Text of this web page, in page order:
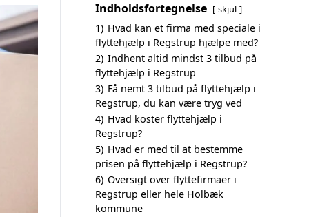
Indholdsfortegnelse skjul
1) Hvad kan et firma med speciale i
flyttehjælp i Regstrup hjælpe med?
2) Indhent altid mindst 3 tilbud på
flyttehjælp i Regstrup
3) Få nemt 3 tilbud på flyttehjælp i
Regstrup, du kan være tryg ved
4) Hvad koster flyttehjælp i
Regstrup?
5) Hvad er med til at bestemme
prisen på flyttehjælp i Regstrup?
6) Oversigt over flyttefirmaer i
Regstrup eller hele Holbæk
kommune